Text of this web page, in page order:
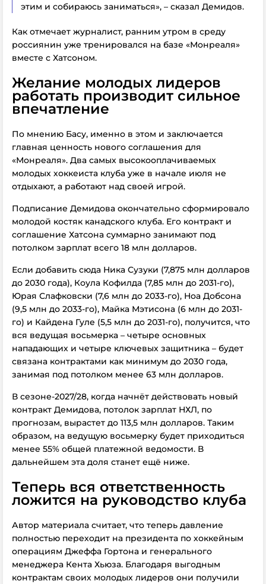
этим и собираюсь заниматься», – сказал Демидов.
Как отмечает журналист, ранним утром в среду
россиянин уже тренировался на базе «Монреаля»
вместе с Хатсоном.
Желание молодых лидеров
работать производит сильное
впечатление
По мнению Басу, именно в этом и заключается
главная ценность нового соглашения для
«Монреаля». Два самых высокооплачиваемых
молодых хоккеиста клуба уже в начале июля не
отдыхают, а работают над своей игрой.
Подписание Демидова окончательно сформировало
молодой костяк канадского клуба. Его контракт и
соглашение Хатсона суммарно занимают под
потолком зарплат всего 18 млн долларов.
Если добавить сюда Ника Сузуки (7,875 млн долларов
до 2030 года), Коула Кофилда (7,85 млн до 2031-го),
Юрая Слафковски (7,6 млн до 2033-го), Ноа Добсона
(9,5 млн до 2033-го), Майка Мэтисона (6 млн до 2031-
го) и Кайдена Гуле (5,5 млн до 2031-го), получится, что
вся ведущая восьмерка – четыре основных
нападающих и четыре ключевых защитника – будет
связана контрактами как минимум до 2030 года,
занимая под потолком менее 63 млн долларов.
В сезоне-2027/28, когда начнёт действовать новый
контракт Демидова, потолок зарплат НХЛ, по
прогнозам, вырастет до 113,5 млн долларов. Таким
образом, на ведущую восьмерку будет приходиться
менее 55% общей платежной ведомости. В
дальнейшем эта доля станет ещё ниже.
Теперь вся ответственность
ложится на руководство клуба
Автор материала считает, что теперь давление
полностью переходит на президента по хоккейным
операциям Джеффа Гортона и генерального
менеджера Кента Хьюза. Благодаря выгодным
контрактам своих молодых лидеров они получили